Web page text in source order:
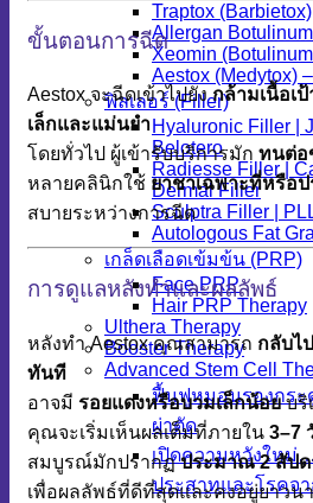
Traptox (Barbietox)
Allergan
Xeomin
Aestox (Medytox)
ฟิลเลอร์ (Filler)
Hyaluronic Filler |
Belotero
Radiesse Filler |
Dermal Filler
Sculptra Filler |
Autologous Fat
เกล็ดเลือดเข้มข้น (PRP)
Face PRP
Hair PRP Therapy
Ulthera Therapy
Booster Therapy
Advanced Stem Cell
ฟื้นฟูหมอนรองกร
ผ่าตัด
เปิดความหวังใหม่
ประสาทและโรคจ
ขั้นตอนการฉีด
Aestox จะฉีดเข้าไปยังกล้ามเนื้อเ
เล็กและแม่นยำ
โดยทั่วไป ผู้เข้ารับบริการมัก ทนต่อ
หลายคลินิกใช้ ยาชาเฉพาะที่หรือป
สบายระหว่างการฉีด
การดูแลหลังทำและผลลัพธ์
หลังทำ Aestox คุณสามารถ กลับไ
ทันที
อาจมี รอยแดงหรือบวมเล็กน้อยบริ
คุณจะเริ่มเห็นผลเต็มที่ภายใน 3–7
สมบูรณ์มักปรากฏประมาณ 2 สัป
เพื่อผลลัพธ์ที่ดีที่สุดและคงอยู่ยาวน